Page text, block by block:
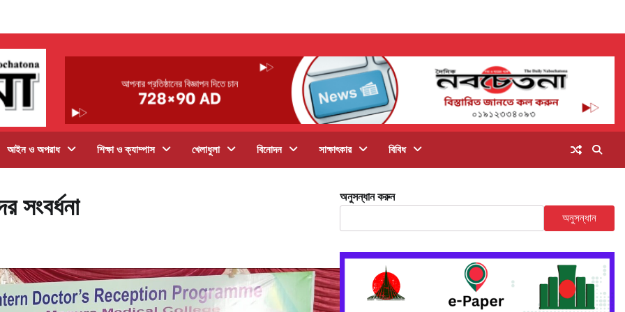
আইন ও অপরাধ শিক্ষা ও ক্যাম্পাস খেলাধুলা বিনোদন সাক্ষাৎকার বিবিধ
সংবর্ধনা অনুসন্ধান করুন
অনুসন্ধান